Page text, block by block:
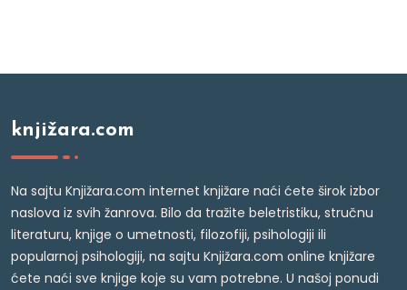
knjižara.com
Na sajtu Knjižara.com internet knjižare naći ćete širok izbor
naslova iz svih žanrova. Bilo da tražite beletristiku, stručnu
literaturu, knjige o umetnosti, filozofiji, psihologiji ili
popularnoj psihologiji, na sajtu Knjižara.com online knjižare
ćete naći sve knjige koje su vam potrebne. U našoj ponudi